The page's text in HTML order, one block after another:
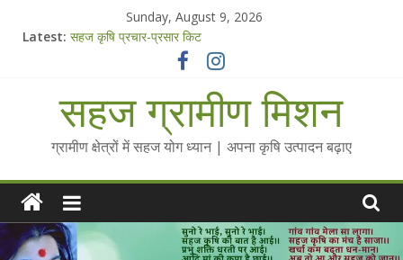
Sunday, August 9, 2026
Latest: सहज कृषि प्रचार-प्रसार किट
Standee Designs @ 2025 for Sahaj Krishi Promotions
Chalo Gaon Ki Or Abhiyaan - 2025-26
Collected Talks on Vibrated Water
सहज ग्रामीण मिशन
ग्रामीण क्षेत्रों में सहज योग ध्यान | अपना कृषि उत्पादन बढ़ाए